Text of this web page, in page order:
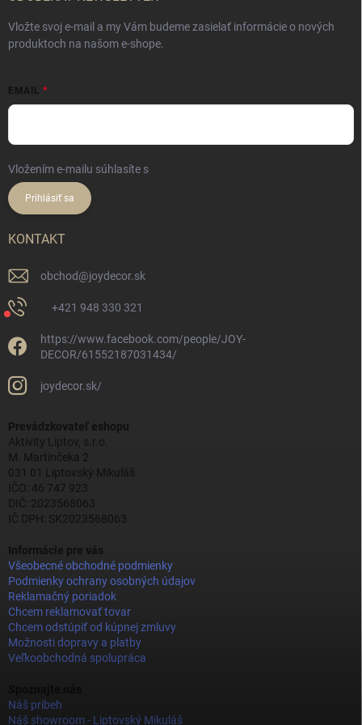
Vložte svoj e-mail a my Vám budeme zasielať informácie o nových
produktoch na našom e-shope.
EMAIL
Vložením e-mailu súhlasíte s
Prihlásiť sa
KONTAKT
obchod@joydecor.sk
+421 948 330 321
https://www.facebook.com/people/JOY-
DECOR/61552187031434/
joydecor.sk/
Prevádzkovateľ eshopu
Aktivity Liptov, s.r.o.
M. Martinčeka 2
031 01 Liptovský Mikuláš
IČO: 46 747 923
DIČ: 2023568063
IČ DPH: SK2023568063
Informácie pre vás
Všeobecné obchodné podmienky
Podmienky ochrany osobných údajov
Reklamačný poriadok
Chcem reklamovať tovar
Chcem odstúpiť od kúpnej zmluvy
Možnosti dopravy a platby
Veľkoobchodná spolupráca
Náš príbeh
Náš showroom - Liptovský Mikuláš